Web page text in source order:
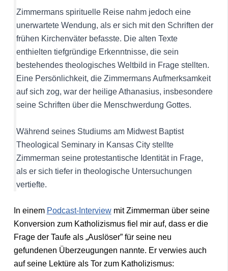
Zimmermans spirituelle Reise nahm jedoch eine
unerwartete Wendung, als er sich mit den Schriften der
frühen Kirchenväter befasste. Die alten Texte
enthielten tiefgründige Erkenntnisse, die sein
bestehendes theologisches Weltbild in Frage stellten.
Eine Persönlichkeit, die Zimmermans Aufmerksamkeit
auf sich zog, war der heilige Athanasius, insbesondere
seine Schriften über die Menschwerdung Gottes.
Während seines Studiums am Midwest Baptist
Theological Seminary in Kansas City stellte
Zimmerman seine protestantische Identität in Frage,
als er sich tiefer in theologische Untersuchungen
vertiefte.
In einem Podcast-Interviewmit Zimmerman über seine
Konversion zum Katholizismus fiel mir auf, dass er die
Frage der Taufe als „Auslöser” für seine neu
gefundenen Überzeugungen nannte. Er verwies auch
auf seine Lektüre als Tor zum Katholizismus: